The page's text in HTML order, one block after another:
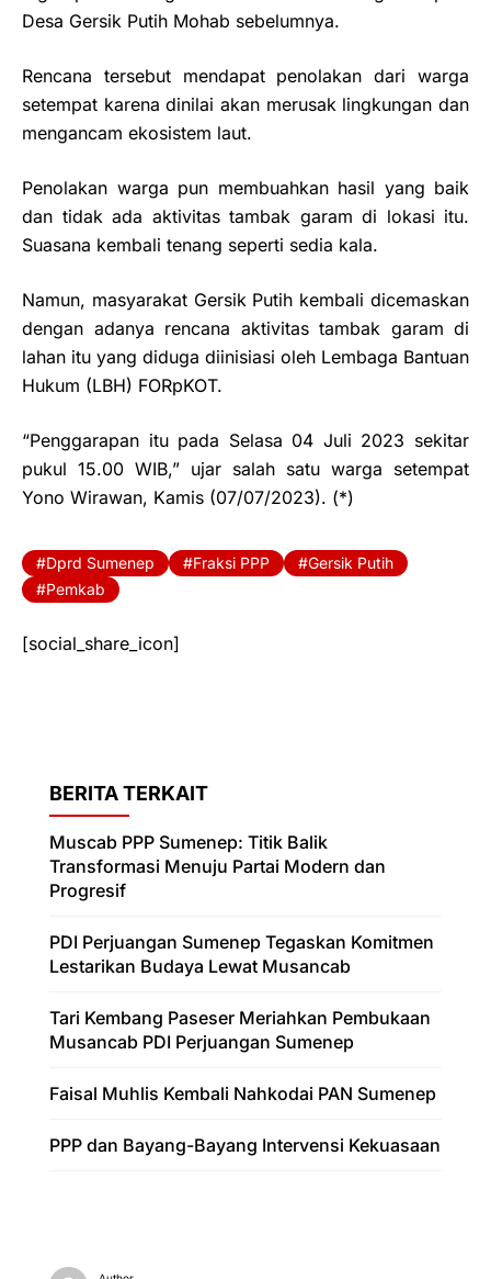
Desa Gersik Putih Mohab sebelumnya.
Rencana tersebut mendapat penolakan dari warga
setempat karena dinilai akan merusak lingkungan dan
mengancam ekosistem laut.
Penolakan warga pun membuahkan hasil yang baik
dan tidak ada aktivitas tambak garam di lokasi itu.
Suasana kembali tenang seperti sedia kala.
Namun, masyarakat Gersik Putih kembali dicemaskan
dengan adanya rencana aktivitas tambak garam di
lahan itu yang diduga diinisiasi oleh Lembaga Bantuan
Hukum (LBH) FORpKOT.
“Penggarapan itu pada Selasa 04 Juli 2023 sekitar
pukul 15.00 WIB,” ujar salah satu warga setempat
Yono Wirawan, Kamis (07/07/2023). (*)
Dprd Sumenep Fraksi PPP
Gersik Putih
Pemkab
[social_share_icon]
BERITA TERKAIT
Muscab PPP Sumenep: Titik Balik
Transformasi Menuju Partai Modern dan
Progresif
PDI Perjuangan Sumenep Tegaskan Komitmen
Lestarikan Budaya Lewat Musancab
Tari Kembang Paseser Meriahkan Pembukaan
Musancab PDI Perjuangan Sumenep
Faisal Muhlis Kembali Nahkodai PAN Sumenep
PPP dan Bayang-Bayang Intervensi Kekuasaan